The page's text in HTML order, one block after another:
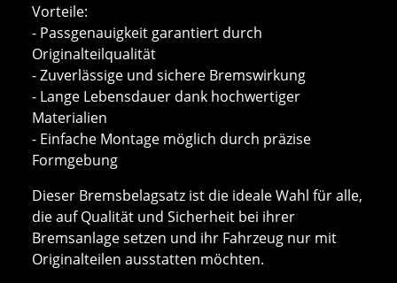
Vorteile:
- Passgenauigkeit garantiert durch
Originalteilqualität
- Zuverlässige und sichere Bremswirkung
- Lange Lebensdauer dank hochwertiger
Materialien
- Einfache Montage möglich durch präzise
Formgebung
Dieser Bremsbelagsatz ist die ideale Wahl für alle,
die auf Qualität und Sicherheit bei ihrer
Bremsanlage setzen und ihr Fahrzeug nur mit
Originalteilen ausstatten möchten.